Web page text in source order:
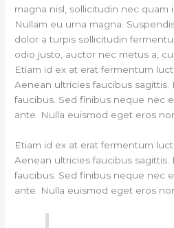
magna nisl, sollicitudin nec quam
Nullam eu urna magna.
dolor a turpis sollicitudin
odio justo, auctor nec metus a,
Etiam id ex at erat fermentum
Aenean ultricies faucibus sagittis.
faucibus. Sed finibus neque nec
ante. Nulla euismod eget eros
Etiam id ex at erat fermentum
Aenean ultricies faucibus sagittis.
faucibus. Sed finibus neque nec
ante. Nulla euismod eget eros